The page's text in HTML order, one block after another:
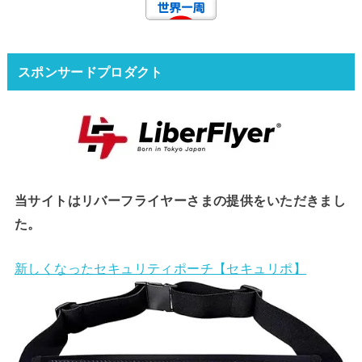
スポンサードプロダクト
当サイトはリバーフライヤーさまの提供をいただきまし
た。
新しくなったセキュリティポーチ【セキュリポ】